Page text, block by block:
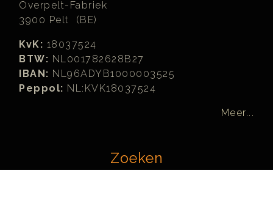
Overpelt-Fabriek
3900 Pelt (BE)
KvK: 18037524
BTW: NL001782628B27
IBAN: NL96ADYB1000003525
Peppol: NL:KVK18037524
Meer...
Zoeken